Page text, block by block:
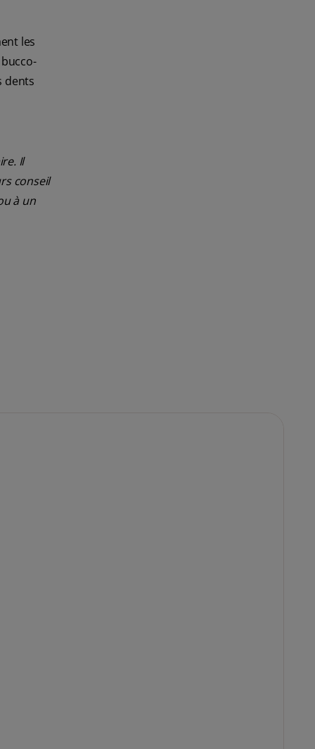
les
dents
Il
conseil
à un